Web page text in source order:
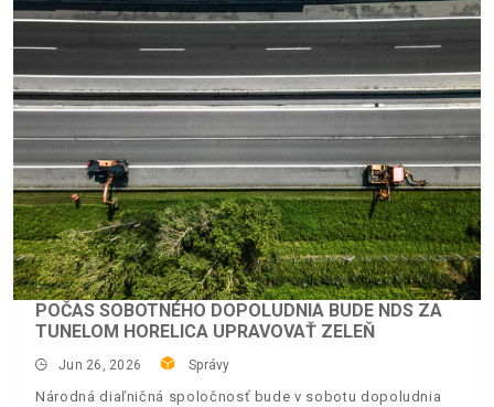
POČAS SOBOTNÉHO DOPOLUDNIA BUDE NDS ZA
TUNELOM HORELICA UPRAVOVAŤ ZELEŇ
Jun 26, 2026 Správy
Národná diaľničná spoločnosť bude v sobotu dopoludnia